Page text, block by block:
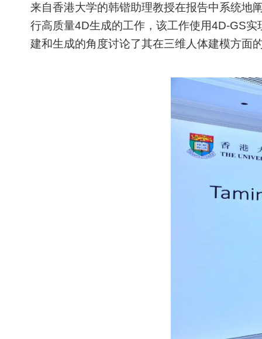
来自香港大学的韩锴助理教授在报告中系统地
行高质量4D生成的工作，该工作使用4D-GS
建和生成的角度讨论了其在三维人体建模方面